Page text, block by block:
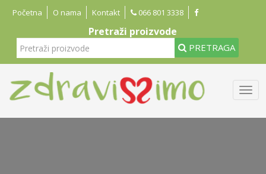
Početna O nama Kontakt 066 801 3338
Pretraži proizvode
PRETRAGA